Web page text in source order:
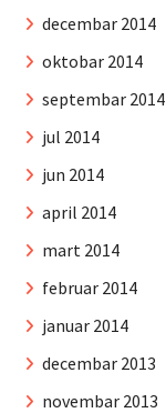
decembar 2014
oktobar 2014
septembar 2014
jul 2014
jun 2014
april 2014
mart 2014
februar 2014
januar 2014
decembar 2013
novembar 2013